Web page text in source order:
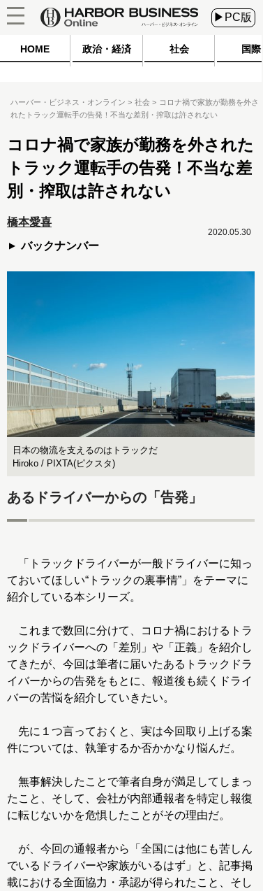
▶PC版
HOME 政治・経済 社会 国際
ハーバー・ビジネス・オンライン 社会
コロナ禍で家族が勤務を外さ
れたトラック運転手の告発！不当な差別・搾取は許されない
コロナ禍で家族が勤務を外された
トラック運転手の告発！不当な差
別・搾取は許されない
橋本愛喜
バックナンバー
2020.05.30
日本の物流を支えるのはトラックだ
Hiroko / PIXTA(ピクスタ)
あるドライバーからの「告発」
「トラックドライバーが一般ドライバーに知っ
ておいてほしい“トラックの裏事情”」をテーマに
紹介している本シリーズ。
これまで数回に分けて、コロナ禍におけるトラ
ックドライバーへの「差別」や「正義」を紹介し
てきたが、今回は筆者に届いたあるトラックドラ
イバーからの告発をもとに、報道後も続くドライ
バーの苦悩を紹介していきたい。
先に１つ言っておくと、実は今回取り上げる案
件については、執筆するか否かかなり悩んだ。
無事解決したことで筆者自身が満足してしまっ
たこと、そして、会社が内部通報者を特定し報復
に転じないかを危惧したことがその理由だ。
が、今回の通報者から「全国には他にも苦しん
でいるドライバーや家族がいるはず」と、記事掲
載における全面協力・承認が得られたこと、そし